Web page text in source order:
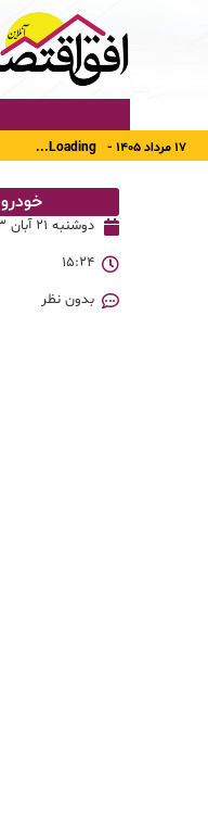
۱۷ مرداد ۱۴۰۵ - Loading...
خودرو
دوشنبه ۲۱ آبان ۱۴۰۳
۱۵:۲۴
بدون نظر